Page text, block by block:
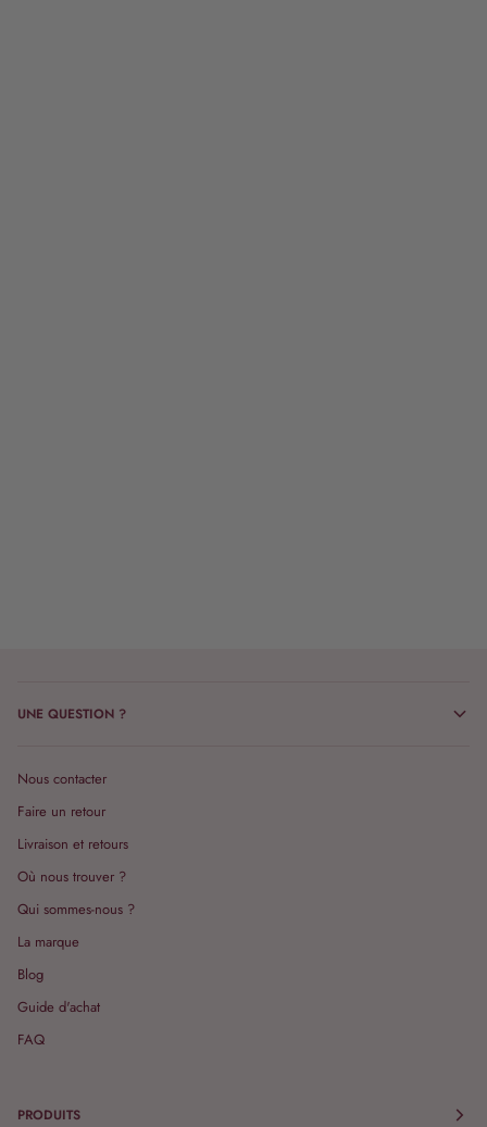
UNE QUESTION ?
Nous contacter
Faire un retour
Livraison et retours
Où nous trouver ?
Qui sommes-nous ?
La marque
Blog
Guide d'achat
FAQ
PRODUITS